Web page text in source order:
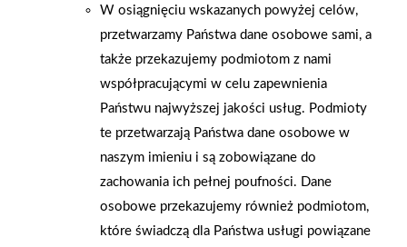
2026-01-15 2026-01-12
W osiągnięciu wskazanych powyżej celów,
przetwarzamy Państwa dane osobowe sami, a
także przekazujemy podmiotom z nami
współpracującymi w celu zapewnienia
Państwu najwyższej jakości usług. Podmioty
te przetwarzają Państwa dane osobowe w
naszym imieniu i są zobowiązane do
zachowania ich pełnej poufności. Dane
osobowe przekazujemy również podmiotom,
które świadczą dla Państwa usługi powiązane